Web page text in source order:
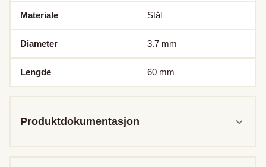
Materiale Stål
Diameter 3.7 mm
Lengde 60 mm
Produktdokumentasjon